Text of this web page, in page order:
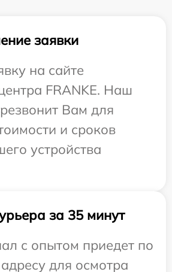
заявки
на сайте
FRANKE. Наш
Вам для
и сроков
устройства
за 35 минут
с опытом приедет по
для осмотра